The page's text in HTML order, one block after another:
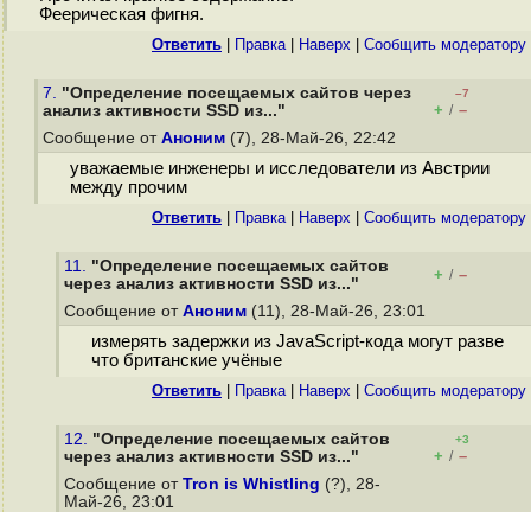
Феерическая фигня.
Ответить Правка| Наверх Cообщить модератору
7. "Определение посещаемых сайтов через
анализ активности SSD из..."
–7
+ / –
Сообщение от Аноним (7), 28-Май-26, 22:42
уважаемые инженеры и исследователи из Австрии
между прочим
Ответить Правка| Наверх Cообщить модератору
11. "Определение посещаемых сайтов
через анализ активности SSD из..."
+ / –
Сообщение от Аноним (11), 28-Май-26, 23:01
измерять задержки из JavaScript-кода могут разве
что британские учёные
Ответить Правка| Наверх Cообщить модератору
12. "Определение посещаемых сайтов
через анализ активности SSD из..."
+3
+ / –
Сообщение от Tron is Whistling (?), 28-
Май-26, 23:01